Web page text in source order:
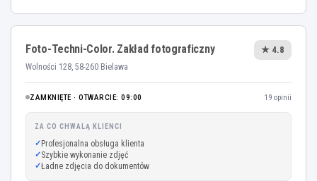
Foto-Techni-Color. Zakład fotograficzny
Wolności 128, 58-260 Bielawa
★ 4.8
ZAMKNIĘTE · OTWARCIE: 09:00 19 opinii
ZA CO CHWALĄ KLIENCI
Profesjonalna obsługa klienta
Szybkie wykonanie zdjęć
Ładne zdjęcia do dokumentów